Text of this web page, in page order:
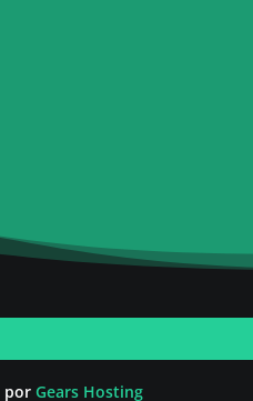
porGears Hosting